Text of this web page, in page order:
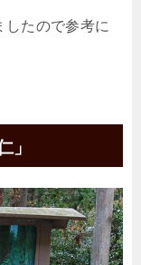
したので参考に
」